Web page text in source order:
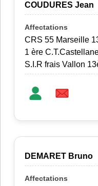
COUDURES Jean
CRS 55 Marseille
1 ère
S.I.R frais Vallon
DEMARET Bruno